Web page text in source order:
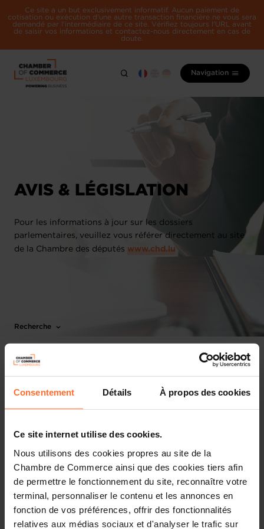
Consentement Détails À propos des cookies
Ce site internet utilise des cookies.
Nous utilisons des cookies propres au site de la
Chambre de Commerce ainsi que des cookies tiers afin
de permettre le fonctionnement du site, reconnaître votre
terminal, personnaliser le contenu et les annonces en
fonction de vos préférences, offrir des fonctionnalités
relatives aux médias sociaux et d'analyser le trafic sur
Ce site a un but exclusivement informatif. Aucun paiement de
cotisation ou exécution d'une autre transaction financière ne vous sera
demandé par l'intermédiaire de ce site. Vérifiez toujours l'URL avant
de saisir vos informations et contactez-nous directement en cas de
doute.
Navigation
AVIS & LÉGISLATION
Pour les informations à jour sur les dossiers
parlementaires, veuillez vous référer directement au site
de la Chambre des députés www.chd.lu
Recherche
Recherche par mot clé
Recherche par date entre
et
Recherche par thème